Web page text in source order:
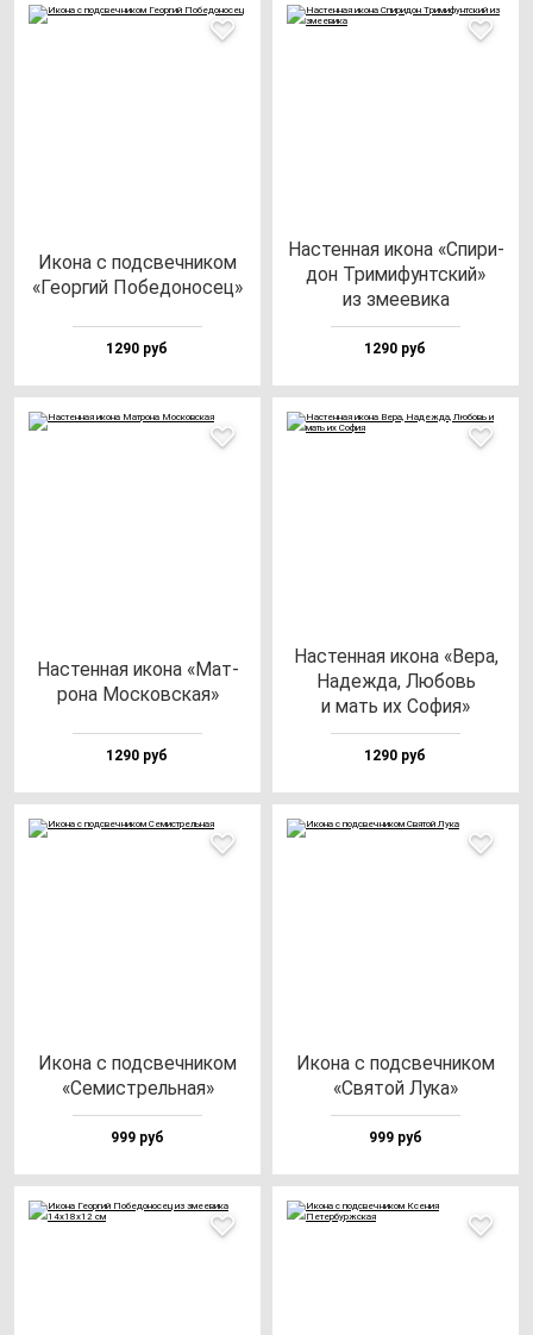
Ико­на с под­свеч­ни­ком
«Геор­гий Побе­до­но­сец»
1290 руб
Нас­тен­ная ико­на «Спи­ри­
дон Три­ми­фунт­ский»
из зме­еви­ка
1290 руб
Нас­тен­ная ико­на «Мат­
ро­на Мос­ков­ская»
1290 руб
Нас­тен­ная ико­на «Вера,
Надеж­да, Любовь
и мать их София»
1290 руб
Ико­на с под­свеч­ни­ком
«Семис­трель­ная»
999 руб
Ико­на с под­свеч­ни­ком
«Свя­той Лука»
999 руб